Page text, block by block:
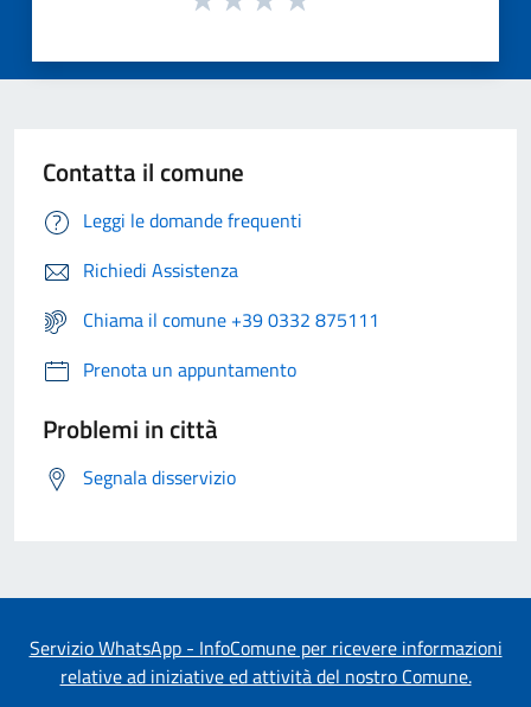
Contatta il comune
Leggi le domande frequenti
Richiedi Assistenza
Chiama il comune +39 0332 875111
Prenota un appuntamento
Problemi in città
Segnala disservizio
Servizio WhatsApp - InfoComune per ricevere informazioni
relative ad iniziative ed attività del nostro Comune.